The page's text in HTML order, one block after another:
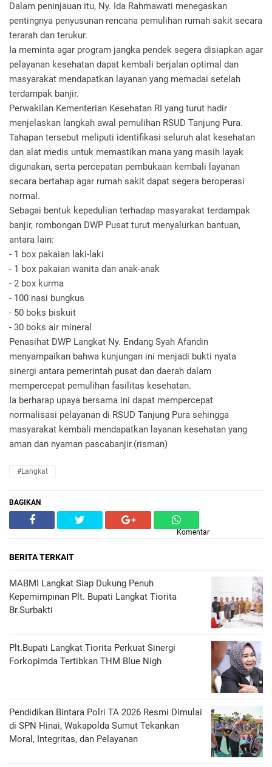
Dalam peninjauan itu, Ny. Ida Rahmawati menegaskan
pentingnya penyusunan rencana pemulihan rumah sakit secara
terarah dan terukur.
Ia meminta agar program jangka pendek segera disiapkan agar
pelayanan kesehatan dapat kembali berjalan optimal dan
masyarakat mendapatkan layanan yang memadai setelah
terdampak banjir.
Perwakilan Kementerian Kesehatan RI yang turut hadir
menjelaskan langkah awal pemulihan RSUD Tanjung Pura.
Tahapan tersebut meliputi identifikasi seluruh alat kesehatan
dan alat medis untuk memastikan mana yang masih layak
digunakan, serta percepatan pembukaan kembali layanan
secara bertahap agar rumah sakit dapat segera beroperasi
normal.
Sebagai bentuk kepedulian terhadap masyarakat terdampak
banjir, rombongan DWP Pusat turut menyalurkan bantuan,
antara lain:
- 1 box pakaian laki-laki
- 1 box pakaian wanita dan anak-anak
- 2 box kurma
- 100 nasi bungkus
- 50 boks biskuit
- 30 boks air mineral
Penasihat DWP Langkat Ny. Endang Syah Afandin
menyampaikan bahwa kunjungan ini menjadi bukti nyata
sinergi antara pemerintah pusat dan daerah dalam
mempercepat pemulihan fasilitas kesehatan.
Ia berharap upaya bersama ini dapat mempercepat
normalisasi pelayanan di RSUD Tanjung Pura sehingga
masyarakat kembali mendapatkan layanan kesehatan yang
aman dan nyaman pascabanjir.(risman)
#Langkat
BAGIKAN
Komentar
BERITA TERKAIT
MABMI Langkat Siap Dukung Penuh
Kepemimpinan Plt. Bupati Langkat Tiorita
Br.Surbakti
Plt.Bupati Langkat Tiorita Perkuat Sinergi
Forkopimda Tertibkan THM Blue Nigh
Pendidikan Bintara Polri TA 2026 Resmi Dimulai
di SPN Hinai, Wakapolda Sumut Tekankan
Moral, Integritas, dan Pelayanan